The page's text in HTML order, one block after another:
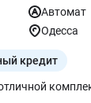
Автомат
Одесса
кредит